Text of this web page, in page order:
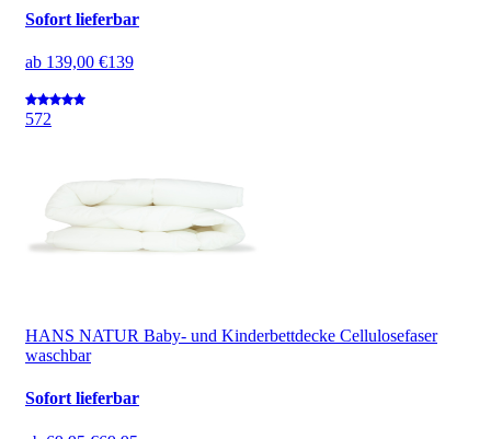
Sofort lieferbar
ab 139,00 €139
572
HANS NATUR Baby- und Kinderbettdecke Cellulosefaser
waschbar
Sofort lieferbar